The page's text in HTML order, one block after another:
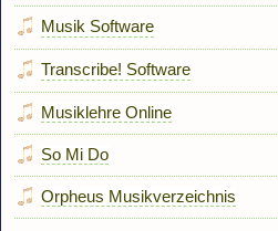
Musik Software
Transcribe! Software
Musiklehre Online
So Mi Do
Orpheus Musikverzeichnis